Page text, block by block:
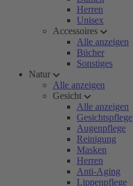
Herren
Unisex
Accessoires
Alle anzeigen
Bücher
Sonstiges
Natur
Alle anzeigen
Gesicht
Alle anzeigen
Gesichtspflege
Augenpflege
Reinigung
Masken
Herren
Anti-Aging
Lippenpflege